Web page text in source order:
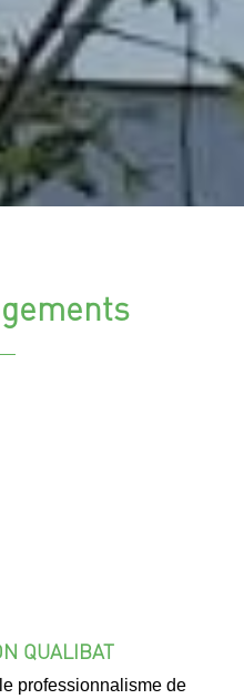
QUALIBAT
professionnalisme de